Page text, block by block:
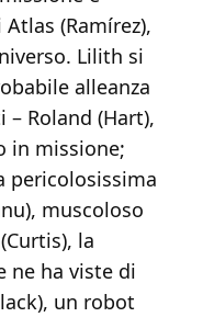
(Ramírez),
Lilith si
alleanza
Roland (Hart),
in missione;
pericolosissima
muscoloso
la
ne ha viste di
un robot